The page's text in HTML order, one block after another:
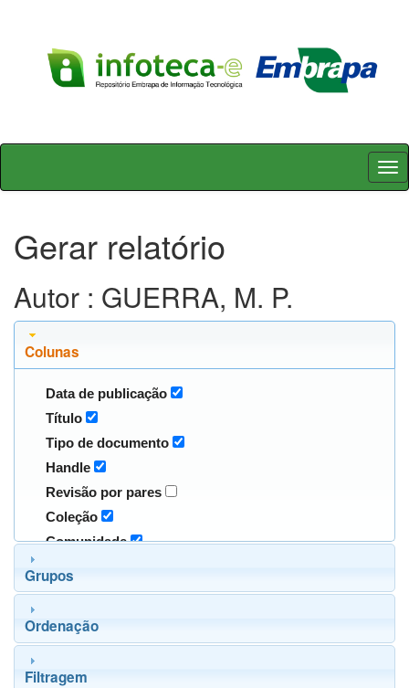
Skip
Gerar relatório
Autor : GUERRA, M. P.
Colunas
Data de publicação
Título
Tipo de documento
Handle
Revisão por pares
Coleção
Comunidade
Grupos
Ordenação
Filtragem